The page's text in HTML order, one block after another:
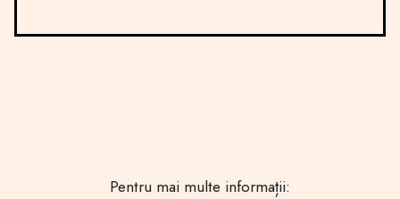
Pentru mai multe informații: